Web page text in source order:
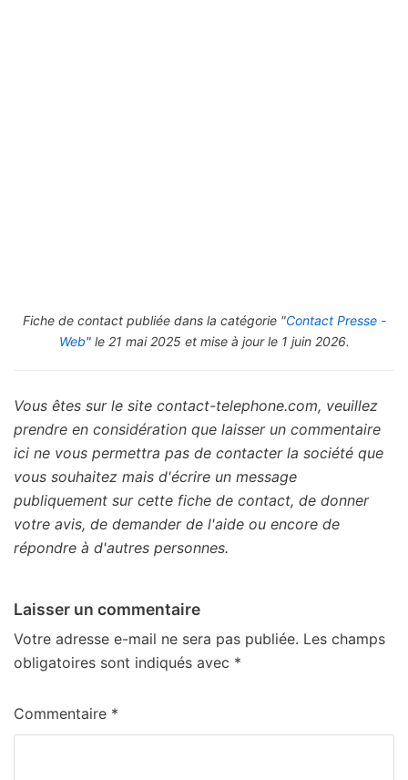
Fiche de contact publiée dans la catégorie "Contact Presse -
Web" le 21 mai 2025 et mise à jour le 1 juin 2026.
Vous êtes sur le site contact-telephone.com, veuillez
prendre en considération que laisser un commentaire
ici ne vous permettra pas de contacter la société que
vous souhaitez mais d'écrire un message
publiquement sur cette fiche de contact, de donner
votre avis, de demander de l'aide ou encore de
répondre à d'autres personnes.
Laisser un commentaire
Votre adresse e-mail ne sera pas publiée. Les champs
obligatoires sont indiqués avec *
Commentaire *